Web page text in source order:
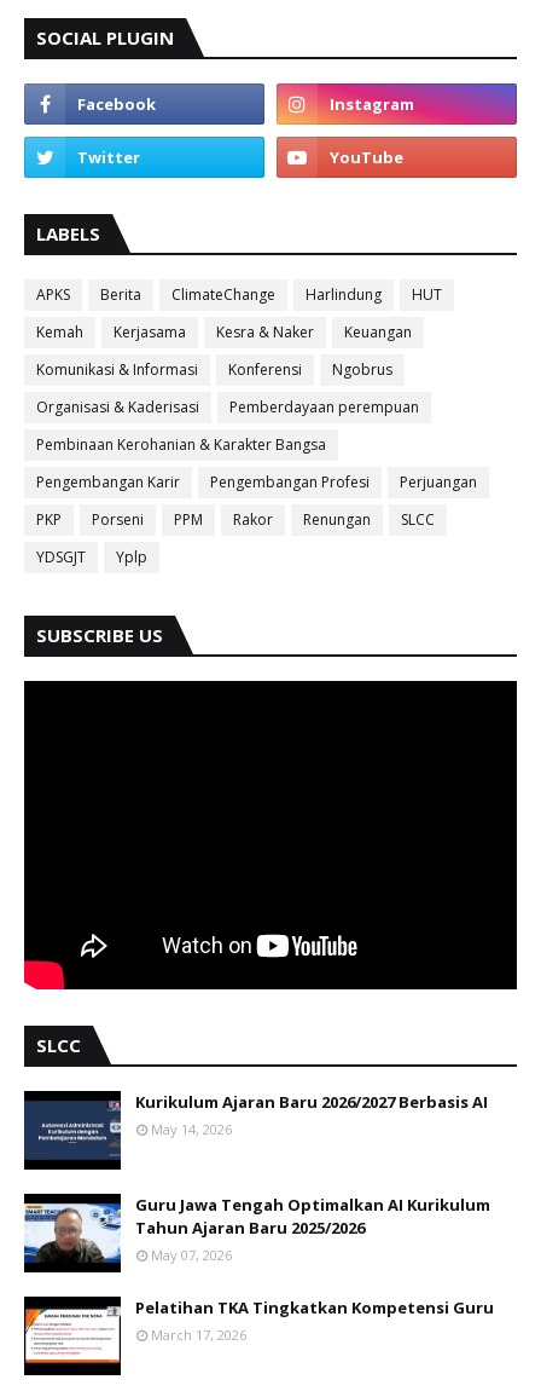
SOCIAL PLUGIN
LABELS
APKS Berita ClimateChange Harlindung
HUT
Kemah
Kerjasama Kesra & Naker
Keuangan
Komunikasi & Informasi
Konferensi
Ngobrus
Organisasi & Kaderisasi
Pemberdayaan perempuan
Pembinaan Kerohanian & Karakter Bangsa
Pengembangan Karir
Pengembangan Profesi
Perjuangan
PKP
Porseni PPM Rakor Renungan
SLCC
YDSGJT
Yplp
SUBSCRIBE US
SLCC
Kurikulum Ajaran Baru 2026/2027 Berbasis AI
May 14, 2026
Guru Jawa Tengah Optimalkan AI Kurikulum
Tahun Ajaran Baru 2025/2026
May 07, 2026
Pelatihan TKA Tingkatkan Kompetensi Guru
March 17, 2026